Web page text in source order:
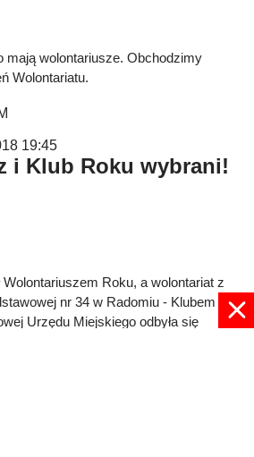
mają wolontariusze. Obchodzimy
Wolontariatu.
19:45
i Klub Roku wybrani!
Wolontariuszem Roku, a wolontariat z
nr 34 w Radomiu - Klubem
Urzędu Miejskiego odbyła się